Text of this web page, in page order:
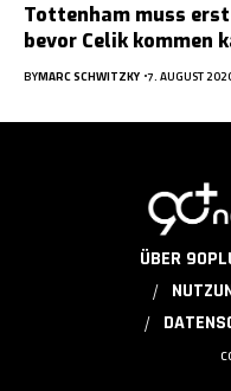
Tottenham muss
bevor Celik kommen
BYMARC SCHWITZKY 7. AUGUST
ÜBER